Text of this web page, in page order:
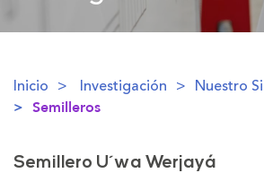
Inicio Investigación Nuestro
Semilleros
Semillero U´wa Werjayá